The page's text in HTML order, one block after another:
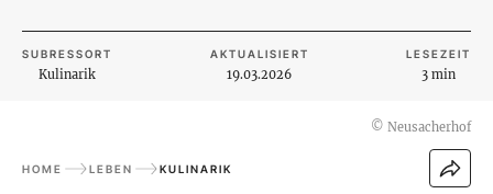
SUBRESSORT
Kulinarik
AKTUALISIERT
19.03.2026
LESEZEIT
3 min
© Neusacherhof
HOME LEBEN KULINARIK